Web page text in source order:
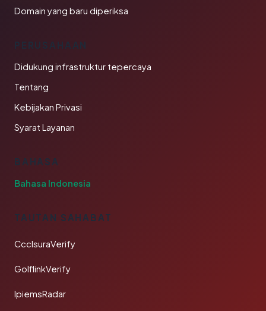
Domain yang baru diperiksa
PERUSAHAAN
Didukung infrastruktur tepercaya
Tentang
Kebijakan Privasi
Syarat Layanan
BAHASA
Bahasa Indonesia
TAUTAN SAHABAT
CcclsuraVerify
GolflinkVerify
IpiemsRadar